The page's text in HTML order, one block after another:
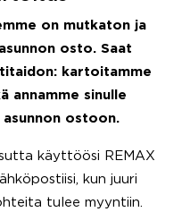
on mutkaton ja
osto. Saat
kartoitamme
annamme sinulle
ostoon.
käyttöösi REMAX
kun juuri
tulee myyntiin.